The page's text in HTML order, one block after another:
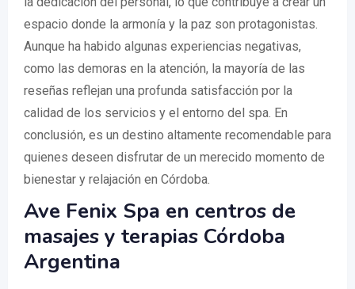
espacio donde la armonía y la paz son protagonistas.
Aunque ha habido algunas experiencias negativas,
como las demoras en la atención, la mayoría de las
reseñas reflejan una profunda satisfacción por la
calidad de los servicios y el entorno del spa. En
conclusión, es un destino altamente recomendable para
quienes deseen disfrutar de un merecido momento de
bienestar y relajación en Córdoba.
Ave Fenix Spa en centros de
masajes y terapias Córdoba
Argentina